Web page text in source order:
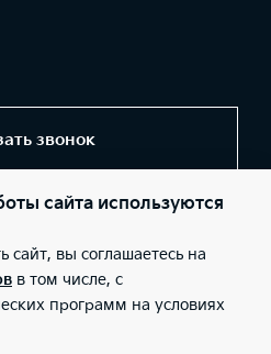
звонок
«Центр Самара» (Фактический
1076311005649), ООО «Центр на
г. Самара, Московское шоссе,
00; ИНН: 6319214167; ОГРН:
и СНГ» (Фактический адрес:
8 800 301 08 80; ИНН:
ведут деятельность на
сайта используются
сайт, вы соглашаетесь на
в том числе, с
программ на условиях